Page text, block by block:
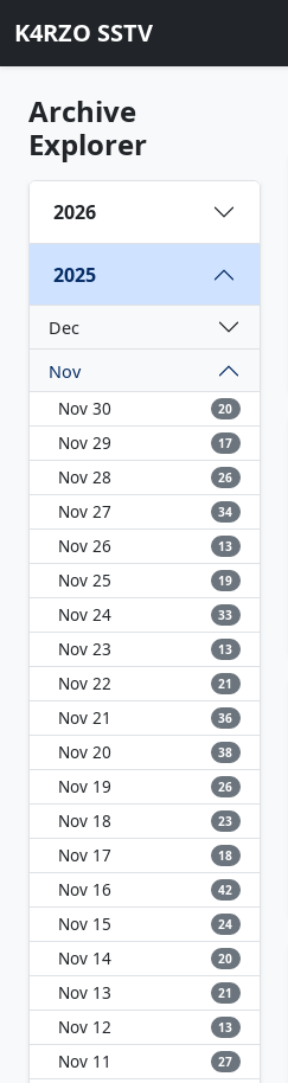
K4RZO SSTV
Archive
Explorer
2026
2025
Dec
Nov
Nov 30
20
Nov 29 17
Nov 28 26
Nov 27 34
Nov 26 13
Nov 25 19
Nov 24 33
Nov 23 13
Nov 22 21
Nov 21 36
Nov 20 38
Nov 19 26
Nov 18 23
Nov 17 18
Nov 16 42
Nov 15 24
Nov 14 20
Nov 13 21
Nov 12 13
Nov 11 27